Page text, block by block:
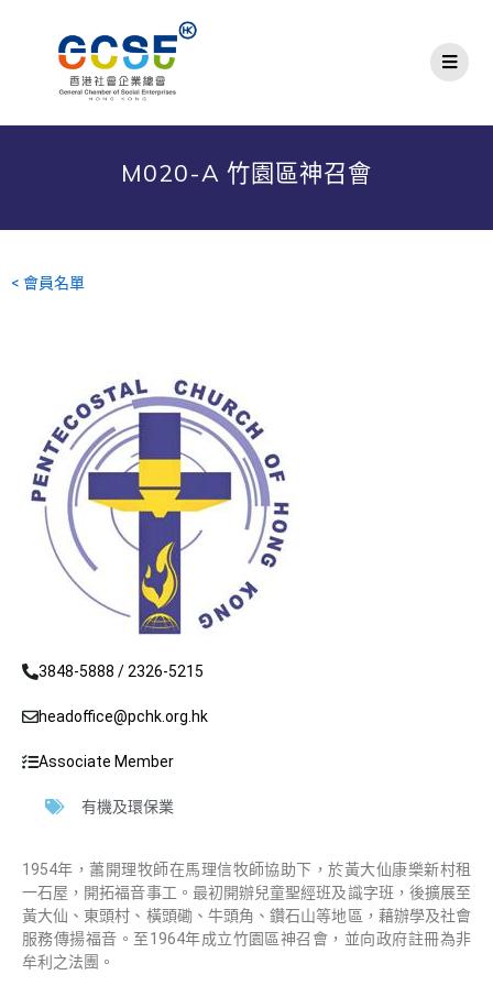
M020-A 竹園區神召會
< 會員名單
3848-5888 / 2326-5215
headoffice@pchk.org.hk
Associate Member
有機及環保業
1954年，蕭開理牧師在馬理信牧師協助下，於黃大仙康樂新村租
一石屋，開拓福音事工。最初開辦兒童聖經班及識字班，後擴展至
黃大仙、東頭村、橫頭磡、牛頭角、鑽石山等地區，藉辦學及社會
服務傳揚福音。至1964年成立竹園區神召會，並向政府註冊為非
牟利之法團。